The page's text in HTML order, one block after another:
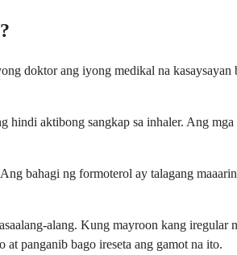
doktor ang iyong medikal na
aktibong sangkap sa inhaler. Ang
bahagi ng formoterol ay talagang
alang. Kung mayroon kang iregular
panganib bago ireseta ang gamot na ito.